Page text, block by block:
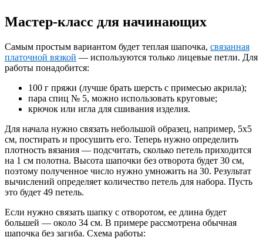
Мастер-класс для начинающих
Самым простым вариантом будет теплая шапочка, связанная
платочной вязкой — используются только лицевые петли. Для
работы понадобится:
100 г пряжи (лучше брать шерсть с примесью акрила);
пара спиц № 5, можно использовать круговые;
крючок или игла для сшивания изделия.
Для начала нужно связать небольшой образец, например, 5х5
см, постирать и просушить его. Теперь нужно определить
плотность вязания — подсчитать, сколько петель приходится
на 1 см полотна. Высота шапочки без отворота будет 30 см,
поэтому полученное число нужно умножить на 30. Результат
вычислений определяет количество петель для набора. Пусть
это будет 49 петель.
Если нужно связать шапку с отворотом, ее длина будет
большей — около 34 см. В примере рассмотрена обычная
шапочка без загиба. Схема работы: